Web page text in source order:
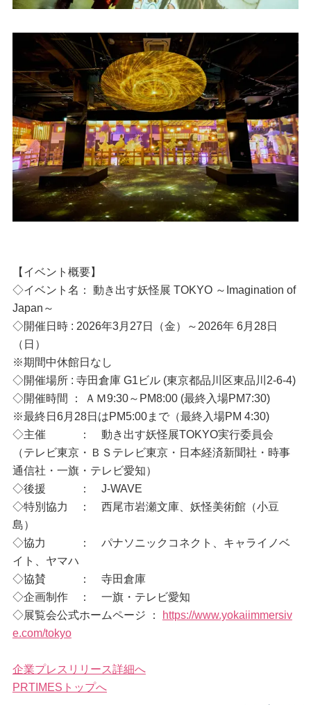
【イベント概要】
◇イベント名： 動き出す妖怪展 TOKYO ～Imagination of
Japan～
◇開催日時 : 2026年3月27日（金）～2026年 6月28日
（日）
※期間中休館日なし
◇開催場所 : 寺田倉庫 G1ビル (東京都品川区東品川2-6-4)
◇開催時間 ： ＡＭ9:30～PM8:00 (最終入場PM7:30)
※最終日6月28日はPM5:00まで（最終入場PM 4:30)
◇主催 ： 動き出す妖怪展TOKYO実行委員会
（テレビ東京・ＢＳテレビ東京・日本経済新聞社・時事
通信社・一旗・テレビ愛知）
◇後援 ： J-WAVE
◇特別協力 ： 西尾市岩瀬文庫、妖怪美術館（小豆
島）
◇協力 ： パナソニックコネクト、キャライノベ
イト、ヤマハ
◇協賛 ： 寺田倉庫
◇企画制作 ： 一旗・テレビ愛知
◇展覧会公式ホームページ ：
https://www.yokaiimmersiv
e.com/tokyo
企業プレスリリース詳細へ
PRTIMESトップへ